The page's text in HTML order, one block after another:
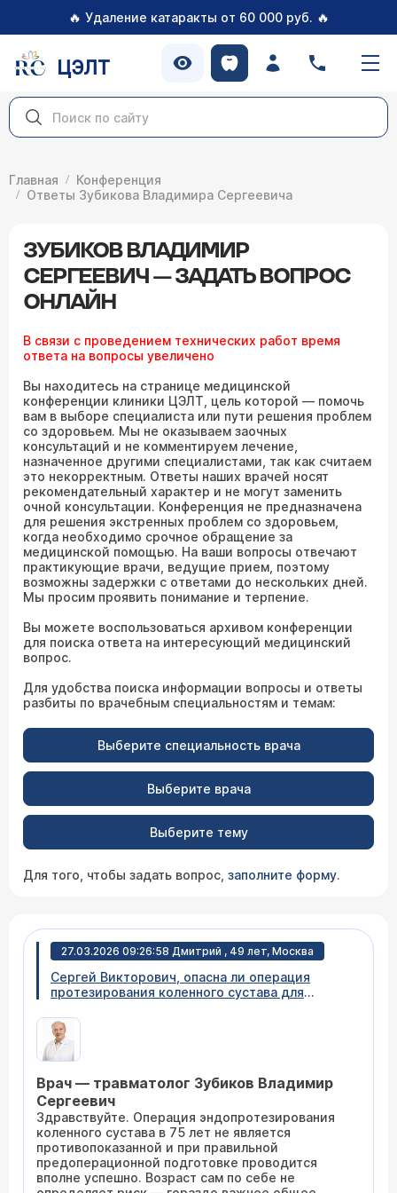
🔥 Удаление катаракты от 60 000 руб. 🔥
ЦЭЛТ
Главная
Конференция
Ответы Зубикова Владимира Сергеевича
ЗУБИКОВ ВЛАДИМИР
СЕРГЕЕВИЧ — ЗАДАТЬ ВОПРОС
ОНЛАЙН
В связи с проведением технических работ время
ответа на вопросы увеличено
Вы находитесь на странице медицинской
конференции клиники ЦЭЛТ, цель которой — помочь
вам в выборе специалиста или пути решения проблем
со здоровьем. Мы не оказываем заочных
консультаций и не комментируем лечение,
назначенное другими специалистами, так как считаем
это некорректным. Ответы наших врачей носят
рекомендательный характер и не могут заменить
очной консультации. Конференция не предназначена
для решения экстренных проблем со здоровьем,
когда необходимо срочное обращение за
медицинской помощью. На ваши вопросы отвечают
практикующие врачи, ведущие прием, поэтому
возможны задержки с ответами до нескольких дней.
Мы просим проявить понимание и терпение.
Вы можете воспользоваться архивом конференции
для поиска ответа на интересующий медицинский
вопрос.
Для удобства поиска информации вопросы и ответы
разбиты по врачебным специальностям и темам:
Выберите специальность врача
Выберите врача
Выберите тему
Для того, чтобы задать вопрос, заполните форму.
27.03.2026 09:26:58 Дмитрий , 49 лет, Москва
Сергей Викторович, опасна ли операция
протезирования коленного сустава для
Врач — травматолог Зубиков Владимир
Сергеевич
Здравствуйте. Операция эндопротезирования
коленного сустава в 75 лет не является
противопоказанной и при правильной
предоперационной подготовке проводится
вполне успешно. Возраст сам по себе не